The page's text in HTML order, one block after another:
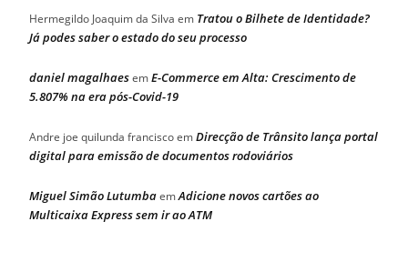
Hermegildo Joaquim da Silva em Tratou o Bilhete de Identidade?
Já podes saber o estado do seu processo
daniel magalhaesemE-Commerce em Alta: Crescimento de
5.807% na era pós-Covid-19
Andre joe quilunda franciscoemDirecção de Trânsito lança portal
digital para emissão de documentos rodoviários
Miguel Simão LutumbaemAdicione novos cartões ao
Multicaixa Express sem ir ao ATM